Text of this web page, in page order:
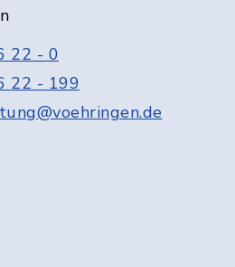
22 - 0
22 - 199